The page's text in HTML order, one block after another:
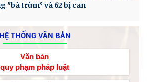
"bà trùm” và 62 bị can
HỆ THỐNG VĂN BẢN
Văn bản
quy phạm pháp luật